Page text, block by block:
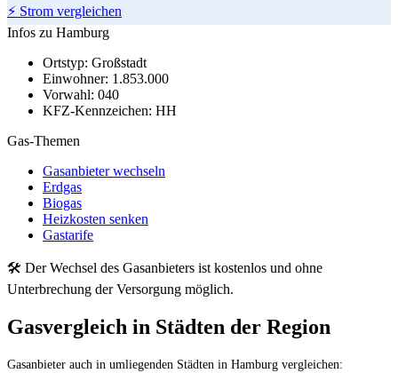
⚡ Strom vergleichen
Infos zu Hamburg
Ortstyp: Großstadt
Einwohner: 1.853.000
Vorwahl: 040
KFZ-Kennzeichen: HH
Gas-Themen
Gasanbieter wechseln
Erdgas
Biogas
Heizkosten senken
Gastarife
🛠 Der Wechsel des Gasanbieters ist kostenlos und ohne
Unterbrechung der Versorgung möglich.
Gasvergleich in Städten der Region
Gasanbieter auch in umliegenden Städten in Hamburg vergleichen: